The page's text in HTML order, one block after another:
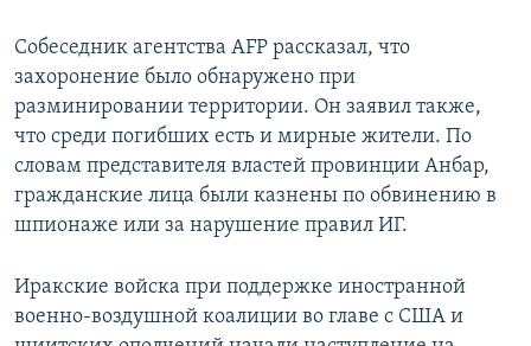
Собеседник агентства AFP рассказал, что
захоронение было обнаружено при
разминировании территории. Он заявил также,
что среди погибших есть и мирные жители. По
словам представителя властей провинции Анбар,
гражданские лица были казнены по обвинению в
шпионаже или за нарушение правил ИГ.
Иракские войска при поддержке иностранной
военно-воздушной коалиции во главе с США и